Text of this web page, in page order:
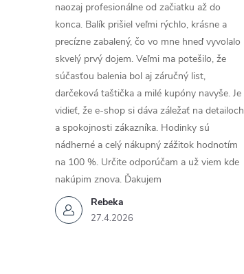
Rebeka
27.4.2026
naozaj profesionálne od začiatku až do
konca. Balík prišiel veľmi rýchlo, krásne a
precízne zabalený, čo vo mne hneď vyvolalo
skvelý prvý dojem. Veľmi ma potešilo, že
súčasťou balenia bol aj záručný list,
darčeková taštička a milé kupóny navyše. Je
vidieť, že e-shop si dáva záležať na detailoch
a spokojnosti zákazníka. Hodinky sú
nádherné a celý nákupný zážitok hodnotím
na 100 %. Určite odporúčam a už viem kde
nakúpim znova. Ďakujem